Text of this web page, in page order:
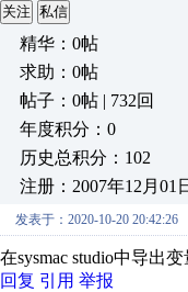
关注 私信
精华：0帖
求助：0帖
帖子：0帖 | 732回
年度积分：0
历史总积分：102
注册：2007年12月01
发表于：2020-10-20 20:42:26
在sysmac studio中导出
回复 引用 举报